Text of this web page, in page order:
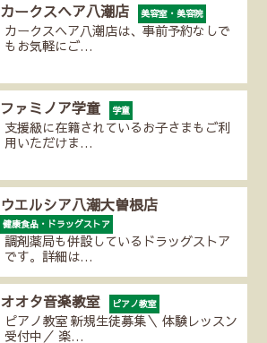
カークスヘア八潮店 美容室・美容院
カークスヘア八潮店は、事前予約なしで
もお気軽にご…
ファミノア学童 学童
支援級に在籍されているお子さまもご利
用いただけま…
ウエルシア八潮大曽根店
健康食品・ドラッグストア
調剤薬局も併設しているドラッグストア
です。詳細は…
オオタ音楽教室 ピアノ教室
ピアノ教室 新規生徒募集＼ 体験レッスン
受付中／ 楽…